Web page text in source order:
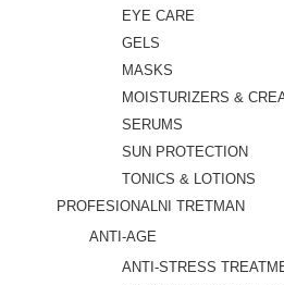
EYE CARE
GELS
MASKS
MOISTURIZERS &
SERUMS
SUN PROTECTION
TONICS & LOTIONS
PROFESIONALNI TRETMAN
ANTI-AGE
ANTI-STRESS